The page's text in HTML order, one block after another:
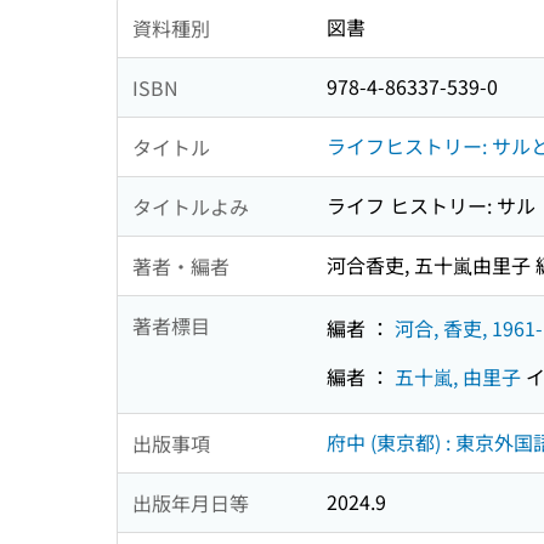
資料種別 図書
ISBN 978-4-86337-539-0
タイトル ライフヒストリー: サル
タイトルよみ ライフ ヒストリー: サ
著者・編者 河合香吏, 五十嵐由里子
著者標目 編者 ： 河合, 香吏, 1961-
編者 ： 五十嵐, 由里子
出版事項 府中 (東京都) : 東京外
出版年月日等 2024.9